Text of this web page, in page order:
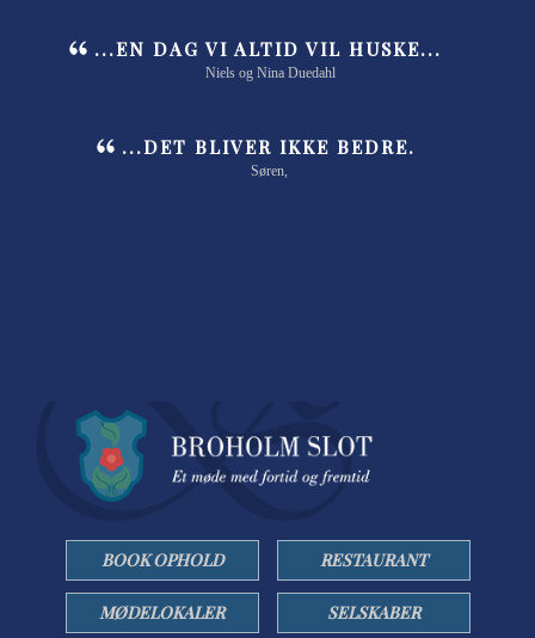
...EN DAG VI ALTID VIL HUSKE...
Niels og Nina Duedahl
...DET BLIVER IKKE BEDRE.
Søren,
BOOK OPHOLD RESTAURANT
MØDELOKALER SELSKABER